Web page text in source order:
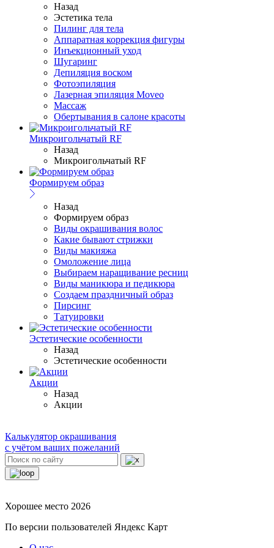
Назад
Эстетика тела
Пилинг для тела
Аппаратная коррекция фигуры
Инъекционный уход
Шугаринг
Депиляция воском
Фотоэпиляция
Лазерная эпиляция Moveo
Массаж
Обертывания в салоне красоты
Микроигольчатый RF
Назад
Микроигольчатый RF
Формируем образ
Назад
Формируем образ
Виды окрашивания волос
Какие бывают стрижки
Виды макияжа
Омоложение лица
Выбираем наращивание ресниц
Виды маникюра и педикюра
Создаем праздничный образ
Пирсинг
Татуировки
Эстетические особенности
Назад
Эстетические особенности
Акции
Назад
Акции
Калькулятор окрашивания
с учётом ваших пожеланий
Хорошее место 2026
По версии пользователей Яндекс Карт